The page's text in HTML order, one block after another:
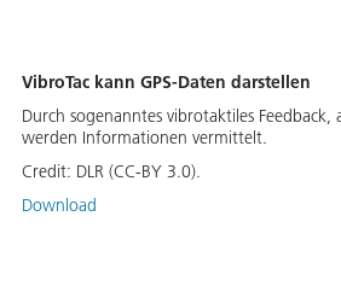
VibroTac kann GPS-Daten darstellen
Durch sogenanntes vibrotaktiles
werden Informationen vermittelt.
Credit: DLR (CC-BY 3.0).
Download